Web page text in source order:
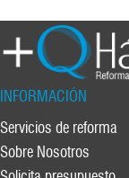
INFORMACIÓN
Servicios de reforma
Sobre Nosotros